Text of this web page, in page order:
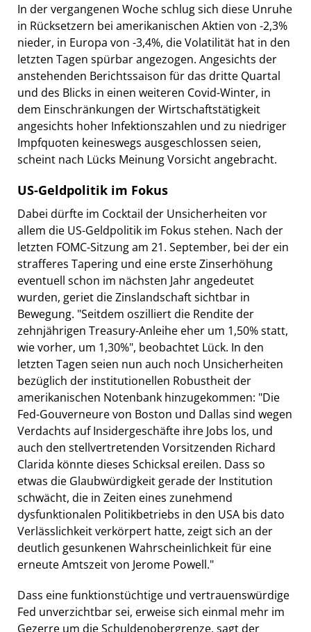
In der vergangenen Woche schlug sich diese Unruhe
in Rücksetzern bei amerikanischen Aktien von -2,3%
nieder, in Europa von -3,4%, die Volatilität hat in den
letzten Tagen spürbar angezogen. Angesichts der
anstehenden Berichtssaison für das dritte Quartal
und des Blicks in einen weiteren Covid-Winter, in
dem Einschränkungen der Wirtschaftstätigkeit
angesichts hoher Infektionszahlen und zu niedriger
Impfquoten keineswegs ausgeschlossen seien,
scheint nach Lücks Meinung Vorsicht angebracht.
US-Geldpolitik im Fokus
Dabei dürfte im Cocktail der Unsicherheiten vor
allem die US-Geldpolitik im Fokus stehen. Nach der
letzten FOMC-Sitzung am 21. September, bei der ein
strafferes Tapering und eine erste Zinserhöhung
eventuell schon im nächsten Jahr angedeutet
wurden, geriet die Zinslandschaft sichtbar in
Bewegung. "Seitdem oszilliert die Rendite der
zehnjährigen Treasury-Anleihe eher um 1,50% statt,
wie vorher, um 1,30%", beobachtet Lück. In den
letzten Tagen seien nun auch noch Unsicherheiten
bezüglich der institutionellen Robustheit der
amerikanischen Notenbank hinzugekommen: "Die
Fed-Gouverneure von Boston und Dallas sind wegen
Verdachts auf Insidergeschäfte ihre Jobs los, und
auch den stellvertretenden Vorsitzenden Richard
Clarida könnte dieses Schicksal ereilen. Dass so
etwas die Glaubwürdigkeit gerade der Institution
schwächt, die in Zeiten eines zunehmend
dysfunktionalen Politikbetriebs in den USA bis dato
Verlässlichkeit verkörpert hatte, zeigt sich an der
deutlich gesunkenen Wahrscheinlichkeit für eine
erneute Amtszeit von Jerome Powell."
Dass eine funktionstüchtige und vertrauenswürdige
Fed unverzichtbar sei, erweise sich einmal mehr im
Gezerre um die Schuldenobergrenze, sagt der